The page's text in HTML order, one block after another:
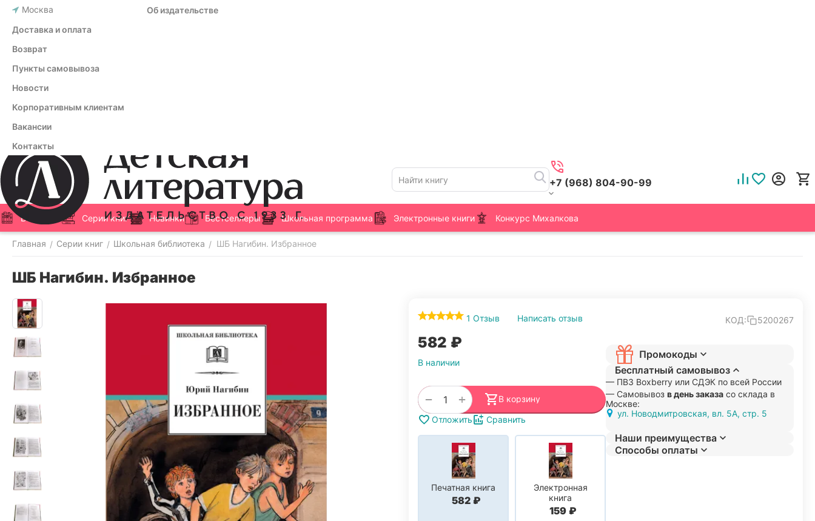
Москва
Об издательстве
Доставка и оплата
Возврат
Пункты самовывоза
Новости
Корпоративным клиентам
Вакансии
Контакты
+7 (968) 804-90-99
Все книги Серии книг Новинки Бестселлеры Школьная программа Электронные книги Конкурс Михалкова
Главная / Серии книг / Школьная библиотека / ШБ Нагибин. Избранное
ШБ Нагибин. Избранное
1 Отзыв Написать отзыв КОД: 5200267
‍582‍ ₽
В наличии
+
−
В корзину
Отложить
Сравнить
Печатная книга
‍582‍ ₽
Электронная
книга
‍159‍ ₽
Промокоды
Бесплатный самовывоз
— ПВЗ Boxberry или СДЭК по всей России
— Самовывоз в день заказа со склада в
Москве:
ул. Новодмитровская, вл. 5А, стр. 5
Наши преимущества
Способы оплаты